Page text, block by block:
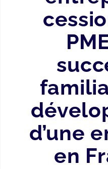
d’une
en